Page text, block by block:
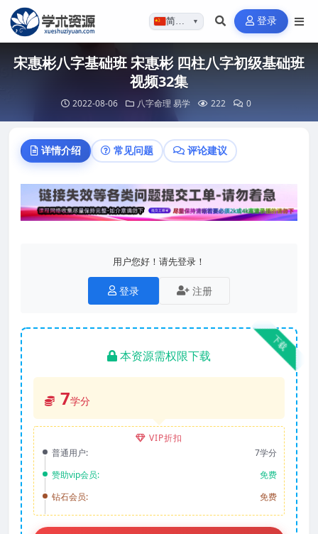
简体…▼ 登录
宋惠彬八字基础班 宋惠彬 四柱八字初级基础班
视频32集
2022-08-06 八字命理 易学 222 0
详情介绍 常见问题 评论建议
用户您好！请先登录！
登录 注册
下载
本资源需权限下载
7学分
VIP折扣
普通用户:
7学分
赞助vip会员:
免费
钻石会员:
免费